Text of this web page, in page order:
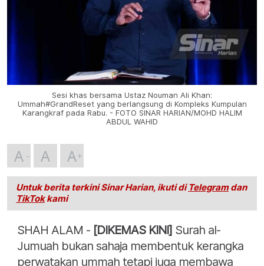
Sesi khas bersama Ustaz Nouman Ali Khan:
Ummah#GrandReset yang berlangsung di Kompleks Kumpulan
Karangkraf pada Rabu. - FOTO SINAR HARIAN/MOHD HALIM
ABDUL WAHID
A A A
Untuk berita terkini Sinar Harian, ikuti di Telegramdan
TikTokkami
SHAH ALAM - [DIKEMAS KINI] Surah al-
Jumuah bukan sahaja membentuk kerangka
perwatakan ummah tetapi juga membawa